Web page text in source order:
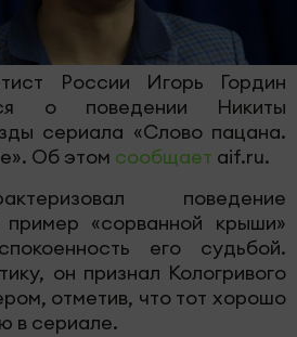
России Игорь Гордин
о поведении Никиты
сериала «Слово пацана.
Об этом сообщает aif.ru.
поведение
пример «сорванной крыши»
его судьбой.
он признал Кологривого
отметив, что тот хорошо
в сериале.